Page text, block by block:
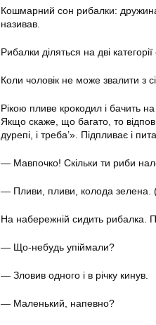
Кошмарний сон рибалки: дружина
називав.
Рибалки діляться на дві
Коли чоловік не може звалити з
Рікою пливе крокодил і бачить
Якщо скаже, що багато, то
дурепі, і треба’». Підпливає і
— Мавпочко! Скільки ти риби
— Пливи, пливи, колода зелена.
На набережній сидить рибалка.
— Що-небудь упіймали?
— Зловив одного і в річку кинув.
— Маленький, напевно?